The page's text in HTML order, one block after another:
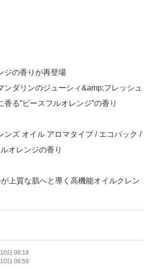
ジの香りが再登場
ンダリンのジューシィ&amp;フレッシュ
香る”ピースフルオレンジ”の香り
ンズ オイル アロマタイプ / エコパック /
オレンジの香り
上質な肌へと導く高機能オイルクレン
クリアクレンズオイル ピースフルオレ
日 08:18
日 06:59